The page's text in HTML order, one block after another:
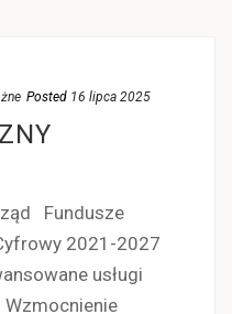
Posted 16 lipca 2025
Fundusze
2021-2027
usługi
Wzmocnienie